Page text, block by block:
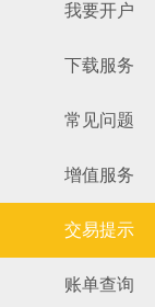
我要开户
下载服务
常见问题
增值服务
交易提示
账单查询